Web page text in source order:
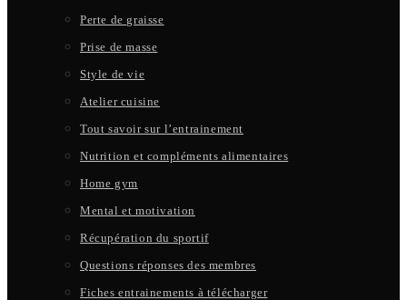
Perte de graisse
Prise de masse
Style de vie
Atelier cuisine
Tout savoir sur l’entrainement
Nutrition et compléments alimentaires
Home gym
Mental et motivation
Récupération du sportif
Questions réponses des membres
Fiches entrainements à télécharger